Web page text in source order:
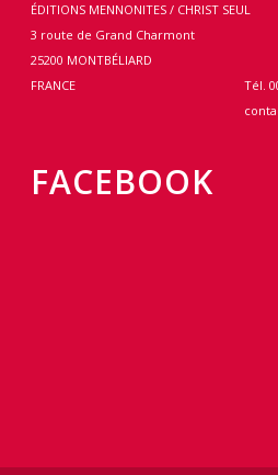
ÉDITIONS MENNONITES / CHRIST SEUL
3 route de Grand Charmont
25200 MONTBÉLIARD
FRANCE
Tél.
FACEBOOK